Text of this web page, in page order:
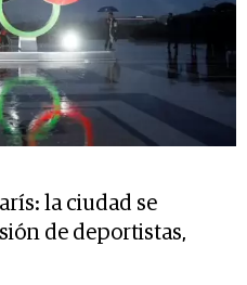
la ciudad se
de deportistas,